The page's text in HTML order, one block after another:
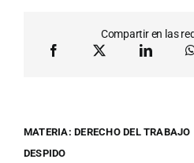
Compartir en las
MATERIA: DERECHO DEL TRABAJO
DESPIDO